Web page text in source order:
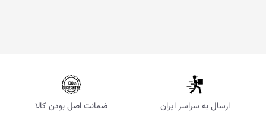
ارسال به سراسر ایران ضمانت اصل بودن کالا